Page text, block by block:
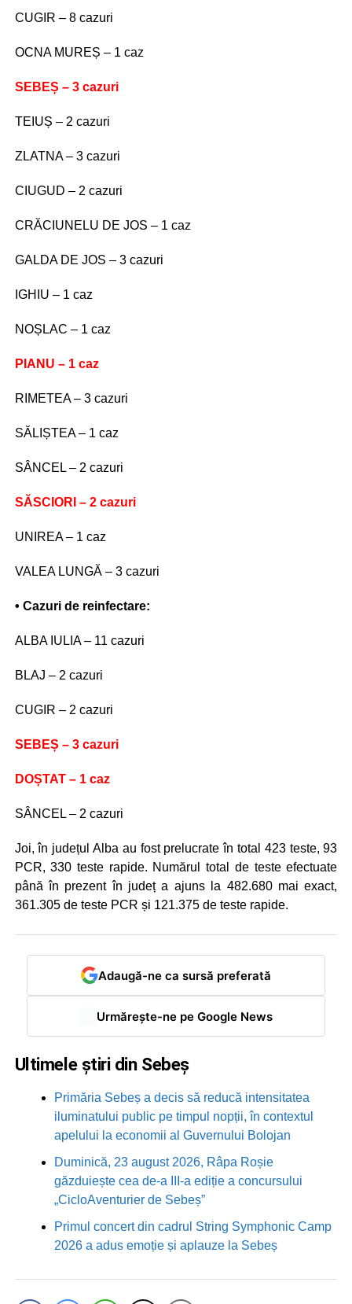
CUGIR – 8 cazuri
OCNA MUREȘ – 1 caz
SEBEȘ – 3 cazuri
TEIUȘ – 2 cazuri
ZLATNA – 3 cazuri
CIUGUD – 2 cazuri
CRĂCIUNELU DE JOS – 1 caz
GALDA DE JOS – 3 cazuri
IGHIU – 1 caz
NOȘLAC – 1 caz
PIANU – 1 caz
RIMETEA – 3 cazuri
SĂLIȘTEA – 1 caz
SÂNCEL – 2 cazuri
SĂSCIORI – 2 cazuri
UNIREA – 1 caz
VALEA LUNGĂ – 3 cazuri
• Cazuri de reinfectare:
ALBA IULIA – 11 cazuri
BLAJ – 2 cazuri
CUGIR – 2 cazuri
SEBEȘ – 3 cazuri
DOȘTAT – 1 caz
SÂNCEL – 2 cazuri
Joi, în județul Alba au fost prelucrate în total 423 teste, 93
PCR, 330 teste rapide. Numărul total de teste efectuate
până în prezent în județ a ajuns la 482.680 mai exact,
361.305 de teste PCR și 121.375 de teste rapide.
Adaugă-ne ca sursă preferată
Urmărește-ne pe Google News
Ultimele știri din Sebeș
Primăria Sebeș a decis să reducă intensitatea
iluminatului public pe timpul nopții, în contextul
apelului la economii al Guvernului Bolojan
Duminică, 23 august 2026, Râpa Roșie
găzduiește cea de-a III-a ediție a concursului
„CicloAventurier de Sebeș”
Primul concert din cadrul String Symphonic Camp
2026 a adus emoție și aplauze la Sebeș